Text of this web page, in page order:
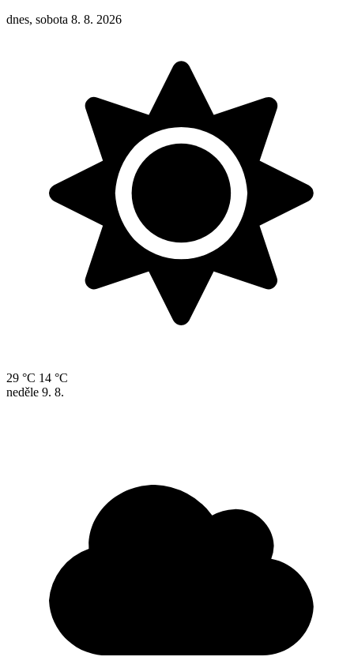
dnes, sobota 8. 8. 2026
29 °C 14 °C
neděle 9. 8.